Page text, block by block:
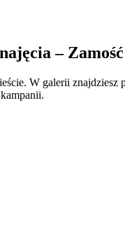
– Zamość
W galerii